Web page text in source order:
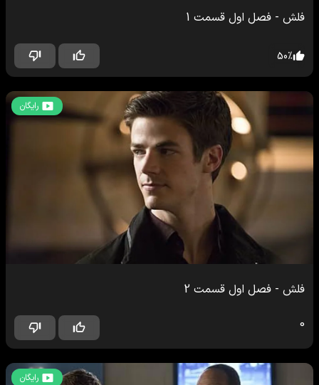
فلش - فصل اول قسمت 1
50%
رایگان
فلش - فصل اول قسمت 2
0
رایگان